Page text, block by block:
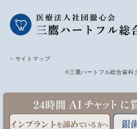
> サイトマップ
©三鷹ハートフル総合歯科